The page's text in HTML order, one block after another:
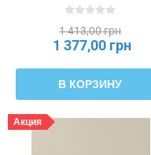
1 413,00 грн
1 377,00 грн
В КОРЗИНУ
Акция